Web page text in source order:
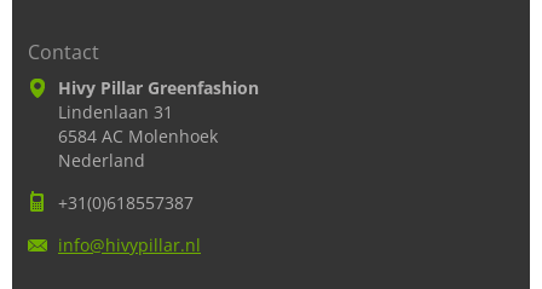
Contact
Hivy Pillar Greenfashion
Lindenlaan 31
6584 AC Molenhoek
Nederland
+31(0)618557387
info@hivypillar.nl